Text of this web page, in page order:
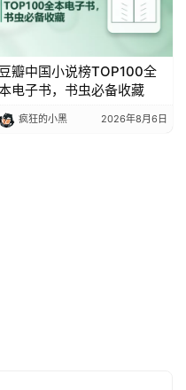
豆瓣中国小说榜TOP100全
电子书，书虫必备收藏
疯狂的小黑 2026年8月6日